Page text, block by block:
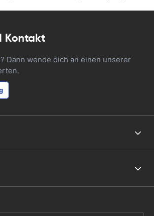
Kontakt
Dann wende dich an einen unserer